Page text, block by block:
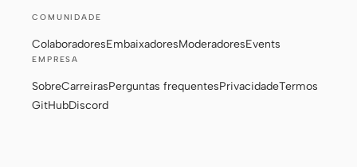
Blog Casos de sucesso
COMUNIDADE
ColaboradoresEmbaixadoresModeradoresEvents
EMPRESA
SobreCarreirasPerguntas frequentesPrivacidadeTermos
GitHubDiscord